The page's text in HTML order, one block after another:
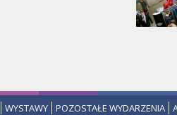
WYSTAWY POZOSTAŁE WYDARZENIA